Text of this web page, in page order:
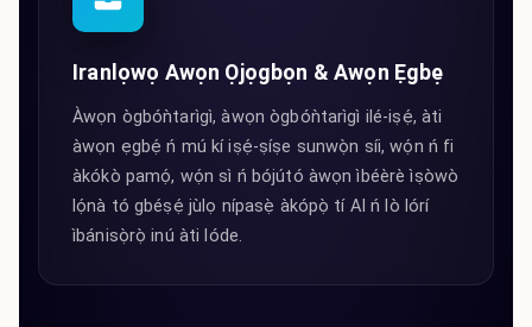
Iranlọwọ Awọn Ọjọgbọn & Awọn Ẹgbẹ
Àwọn ògbóǹtarìgì, àwọn ògbóǹtarìgì ilé-iṣẹ́, àti
àwọn ẹgbẹ́ ń mú kí iṣẹ́-ṣíṣe sunwọ̀n síi, wọ́n ń fi
àkókò pamọ́, wọ́n sì ń bójútó àwọn ìbéèrè ìṣòwò
lọ́nà tó gbéṣẹ́ jùlọ nípasẹ̀ àkópọ̀ tí AI ń lò lórí
ìbánisọ̀rọ̀ inú àti lóde.